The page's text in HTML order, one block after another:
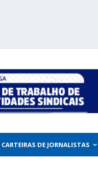
CARTEIRAS DE JORNALISTAS